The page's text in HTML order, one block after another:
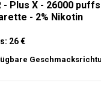
- Plus X - 26000
- 2% Nikotin
26 €